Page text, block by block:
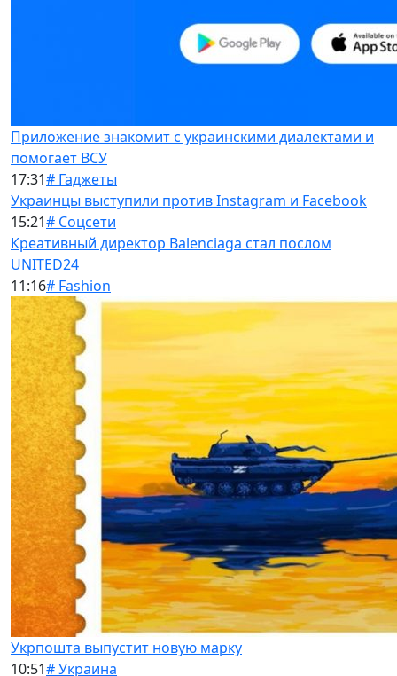
Приложение знакомит с украинскими диалектами и
помогает ВСУ
17:31# Гаджеты
Украинцы выступили против Instagram и Facebook
15:21# Соцсети
Креативный директор Balenciaga стал послом
UNITED24
11:16# Fashion
Укрпошта выпустит новую марку
10:51# Украина